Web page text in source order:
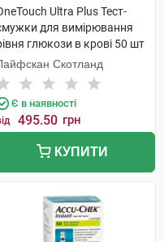
Ultra Plus Тест-
для вимірювання
глюкози в крові 50 шт
Скотланд
Є в наявності
495.50 грн
КУПИТИ